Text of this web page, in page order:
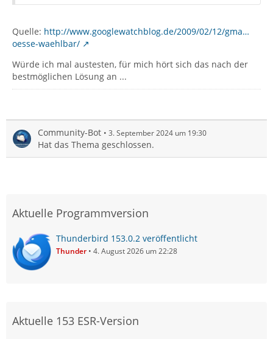
Quelle: http://www.googlewatchblog.de/2009/02/12/gma…
oesse-waehlbar/
Würde ich mal austesten, für mich hört sich das nach der
bestmöglichen Lösung an ...
Community-Bot 3. September 2024 um 19:30
Hat das Thema geschlossen.
Aktuelle Programmversion
Thunderbird 153.0.2 veröffentlicht
Thunder 4. August 2026 um 22:28
Aktuelle 153 ESR-Version